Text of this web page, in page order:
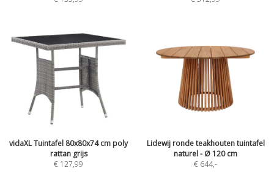
vidaXL Tuintafel 80x80x74 cm poly
rattan grijs
€ 127,99
Lidewij ronde teakhouten tuintafel
naturel - Ø 120 cm
€ 644,-